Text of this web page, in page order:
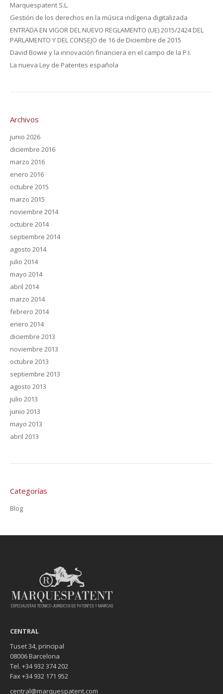
Marquespatent S.L.
Gestión de los derechos en la música indígena digitalizada
ENTRADA EN VIGOR DEL NUEVO REGLAMENTO (UE) 2015/2424 DEL
PARLAMENTO Y DEL CONSEJO de 16 de Diciembre de 2015
David Bowie y la innovación financiera en el campo de la P.I.
La nueva Ley de Patentes española
Archivos
junio 2026
diciembre 2016
marzo 2016
enero 2016
octubre 2015
marzo 2015
noviembre 2014
octubre 2014
septiembre 2014
agosto 2014
julio 2014
mayo 2014
abril 2014
marzo 2014
febrero 2014
enero 2014
diciembre 2013
noviembre 2013
octubre 2013
septiembre 2013
agosto 2013
julio 2013
junio 2013
mayo 2013
abril 2013
Categorías
Blog
CENTRAL
Tuset 34, principal
08006 Barcelona
Tel. +34 932 374 202
Fax +34 932 171 952
central@marquespatent.com